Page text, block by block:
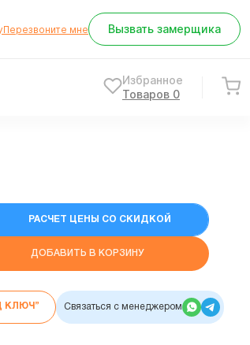
Перезвоните мне Вызвать замерщика
Избранное
Товаров 0
РАСЧЕТ ЦЕНЫ СО СКИДКОЙ
ДОБАВИТЬ В КОРЗИНУ
КЛЮЧ” Связаться с менеджером